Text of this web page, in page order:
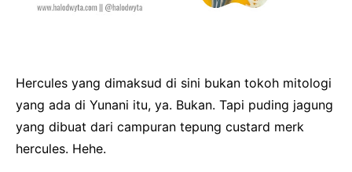
Hercules yang dimaksud di sini bukan tokoh mitologi
yang ada di Yunani itu, ya. Bukan. Tapi puding jagung
yang dibuat dari campuran tepung custard merk
hercules. Hehe.